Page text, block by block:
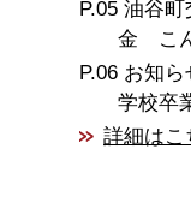
油谷
金 こ
お知
学校卒
詳細はこ